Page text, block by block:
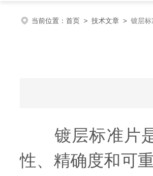
当前位置： 首页 > 技术文章 > 镀层
镀层标准片是
性、精确度和可